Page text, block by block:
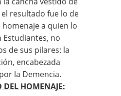
resultado fue lo de
homenaje a quien lo
Estudiantes, no
de sus pilares: la
encabezada
la Demencia.
HOMENAJE: